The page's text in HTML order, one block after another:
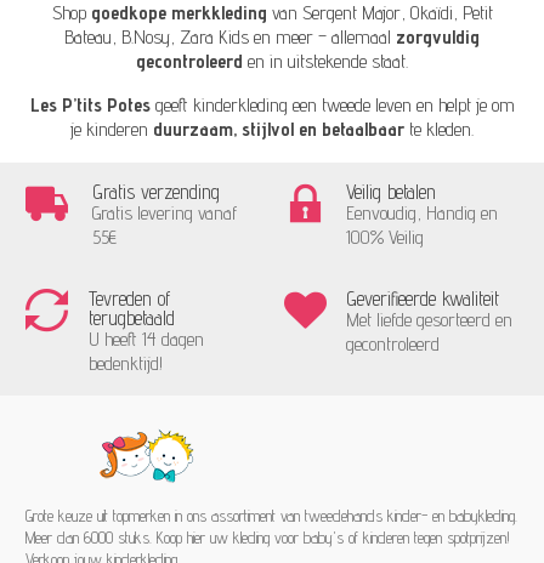
Shop goedkope merkkleding van Sergent Major, Okaïdi, Petit
Bateau, B.Nosy, Zara Kids en meer – allemaal zorgvuldig
gecontroleerd en in uitstekende staat.
Les P’tits Potesgeeft kinderkleding een tweede leven en helpt je om
je kinderen duurzaam, stijlvol en betaalbaar te kleden.
Gratis verzending
Gratis levering vanaf
55€
Veilig betalen
Eenvoudig, Handig en
100% Veilig
Tevreden of
terugbetaald
U heeft 14 dagen
bedenktijd!
Geverifieerde kwaliteit
Met liefde gesorteerd en
gecontroleerd
Grote keuze uit topmerken in ons assortiment van tweedehands kinder- en babykleding.
Meer dan 6000 stuks. Koop hier uw kleding voor baby's of kinderen tegen spotprijzen!